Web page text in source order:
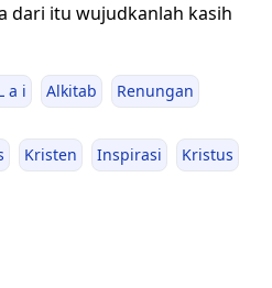
dari itu wujudkanlah kasih
a i Alkitab Renungan
Kristen Inspirasi Kristus